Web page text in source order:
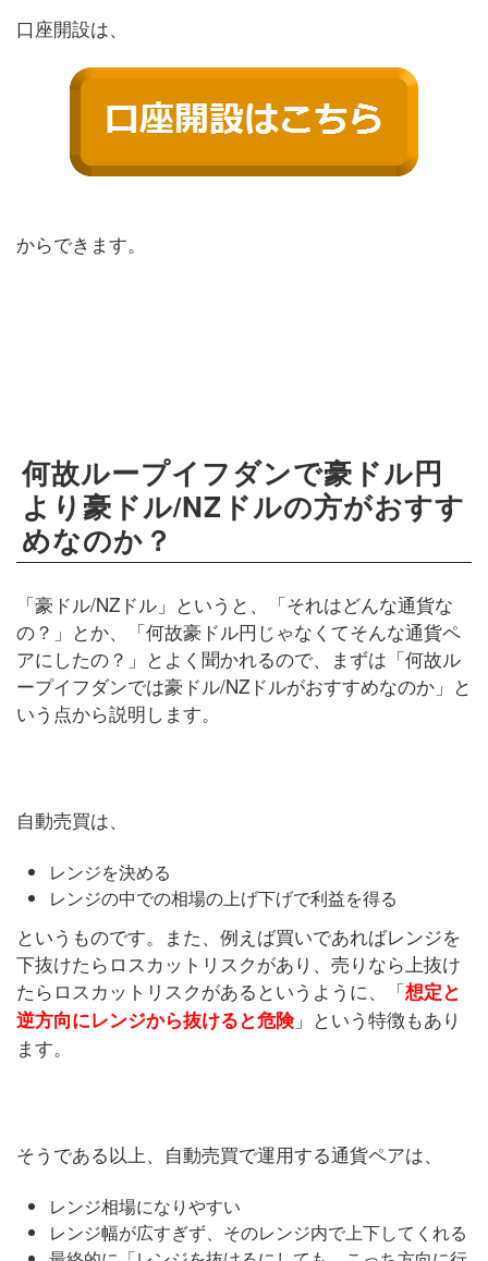
口座開設は、
からできます。
何故ループイフダンで豪ドル円
より豪ドル/NZドルの方がおすす
めなのか？
「豪ドル/NZドル」というと、「それはどんな通貨な
の？」とか、「何故豪ドル円じゃなくてそんな通貨ペ
アにしたの？」とよく聞かれるので、まずは「何故ル
ープイフダンでは豪ドル/NZドルがおすすめなのか」と
いう点から説明します。
自動売買は、
レンジを決める
レンジの中での相場の上げ下げで利益を得る
というものです。また、例えば買いであればレンジを
下抜けたらロスカットリスクがあり、売りなら上抜け
たらロスカットリスクがあるというように、「想定と
逆方向にレンジから抜けると危険」という特徴もあり
ます。
そうである以上、自動売買で運用する通貨ペアは、
レンジ相場になりやすい
レンジ幅が広すぎず、そのレンジ内で上下してくれる